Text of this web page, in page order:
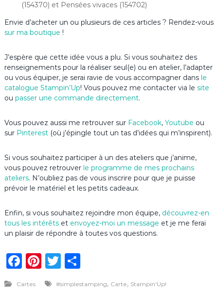
(154370) et Pensées vivaces (154702)
Envie d’acheter un ou plusieurs de ces articles ? Rendez-vous
sur ma boutique !
J’espère que cette idée vous a plu. Si vous souhaitez des
renseignements pour la réaliser seul(e) ou en atelier, l’adapter
ou vous équiper, je serai ravie de vous accompagner dans le
catalogue Stampin’Up! Vous pouvez me contacter via le site
ou passer une commande directement.
Vous pouvez aussi me retrouver sur Facebook, Youtube ou
sur Pinterest (où j’épingle tout un tas d’idées qui m’inspirent).
Si vous souhaitez participer à un des ateliers que j’anime,
vous pouvez retrouverle programme de mes prochains
ateliers. N’oubliez pas de vous inscrire pour que je puisse
prévoir le matériel et les petits cadeaux.
Enfin, si vous souhaitez rejoindre mon équipe, découvrez-en
tous les intérêtset envoyez-moi un message et je me ferai
un plaisir de répondre à toutes vos questions.
F Pi
n
T P
Cartes #simplestamping, Carte, Stampin'Up!